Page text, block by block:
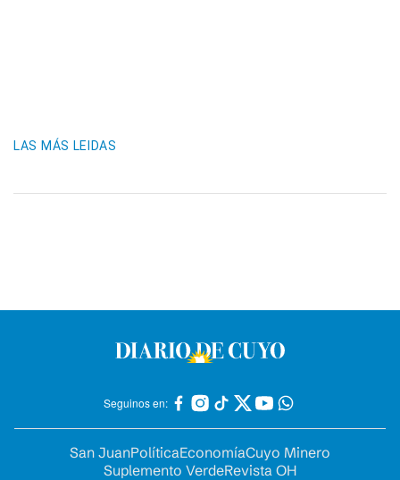
LAS MÁS LEIDAS
Seguinos en:
San JuanPolíticaEconomíaCuyo Minero
Suplemento VerdeRevista OH